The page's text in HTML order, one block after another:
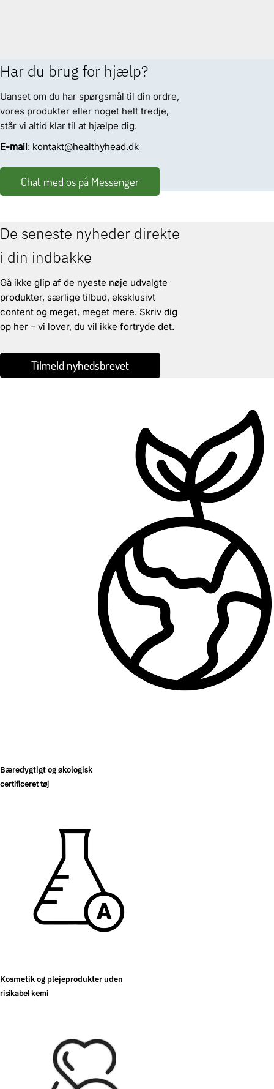
Har du brug for hjælp?
Uanset om du har spørgsmål til din ordre,
vores produkter eller noget helt tredje,
står vi altid klar til at hjælpe dig.
E-mail: kontakt@healthyhead.dk
Chat med os på Messenger
De seneste nyheder direkte
i din indbakke
Gå ikke glip af de nyeste nøje udvalgte
produkter, særlige tilbud, eksklusivt
content og meget, meget mere. Skriv dig
op her – vi lover, du vil ikke fortryde det.
Tilmeld nyhedsbrevet
Bæredygtigt og økologisk
certificeret tøj
Kosmetik og plejeprodukter uden
risikabel kemi